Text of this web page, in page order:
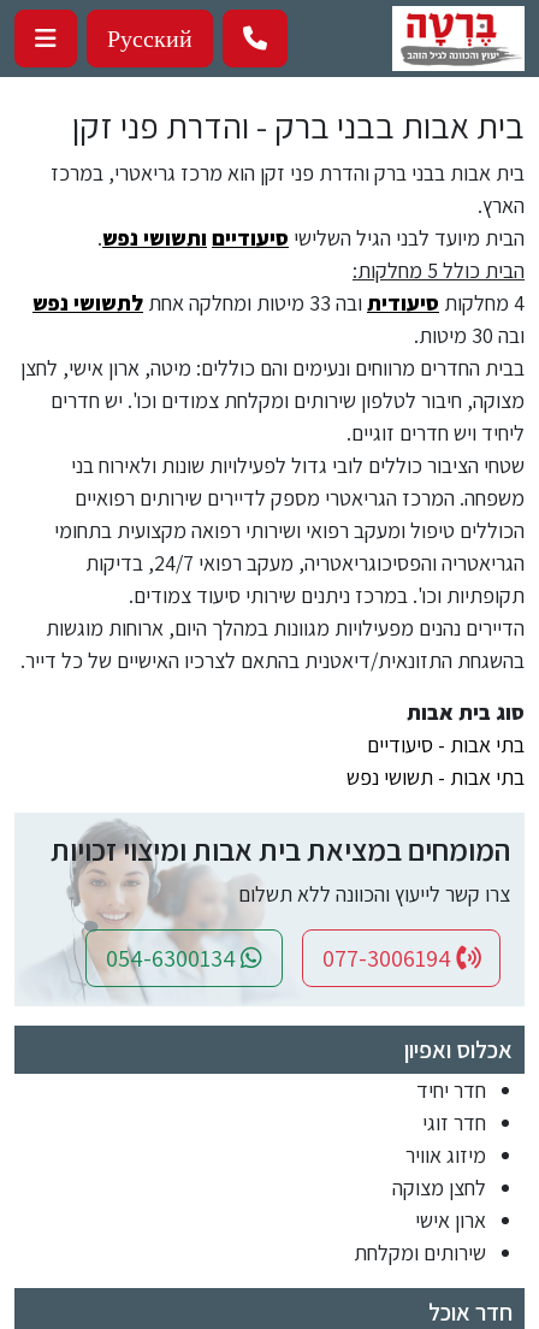
דילוג לתוכן העיקרי
Русский
בית אבות בבני ברק - והדרת פני זקן
בית אבות בבני ברק והדרת פני זקן הוא מרכז גריאטרי, במרכז
הארץ.
הבית מיועד לבני הגיל השלישי סיעודיים ותשושי נפש.
הבית כולל 5 מחלקות:
4 מחלקות
סיעודיתובה 33 מיטות ומחלקה אחת
לתשושי נפש
ובה 30 מיטות.
בבית החדרים מרווחים ונעימים והם כוללים: מיטה, ארון אישי, לחצן
מצוקה, חיבור לטלפון שירותים ומקלחת צמודים וכו'. יש חדרים
ליחיד ויש חדרים זוגיים.
שטחי הציבור כוללים לובי גדול לפעילויות שונות ולאירוח בני
משפחה. המרכז הגריאטרי מספק לדיירים שירותים רפואיים
הכוללים טיפול ומעקב רפואי ושירותי רפואה מקצועית בתחומי
הגריאטריה והפסיכוגריאטריה, מעקב רפואי 24/7, בדיקות
תקופתיות וכו'. במרכז ניתנים שירותי סיעוד צמודים.
הדיירים נהנים מפעילויות מגוונות במהלך היום, ארוחות מוגשות
בהשגחת התזונאית/דיאטנית בהתאם לצרכיו האישיים של כל דייר.
סוג בית אבות
בתי אבות - סיעודיים
בתי אבות - תשושי נפש
המומחים במציאת בית אבות ומיצוי זכויות
צרו קשר לייעוץ והכוונה ללא תשלום
אכלוס ואפיון
חדר יחיד
חדר זוגי
מיזוג אוויר
לחצן מצוקה
ארון אישי
שירותים ומקלחת
חדר אוכל